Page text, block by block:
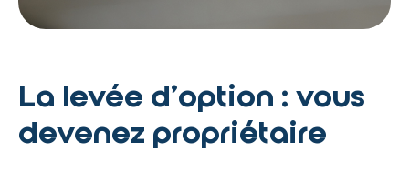
La levée d'option : vous
devenez propriétaire